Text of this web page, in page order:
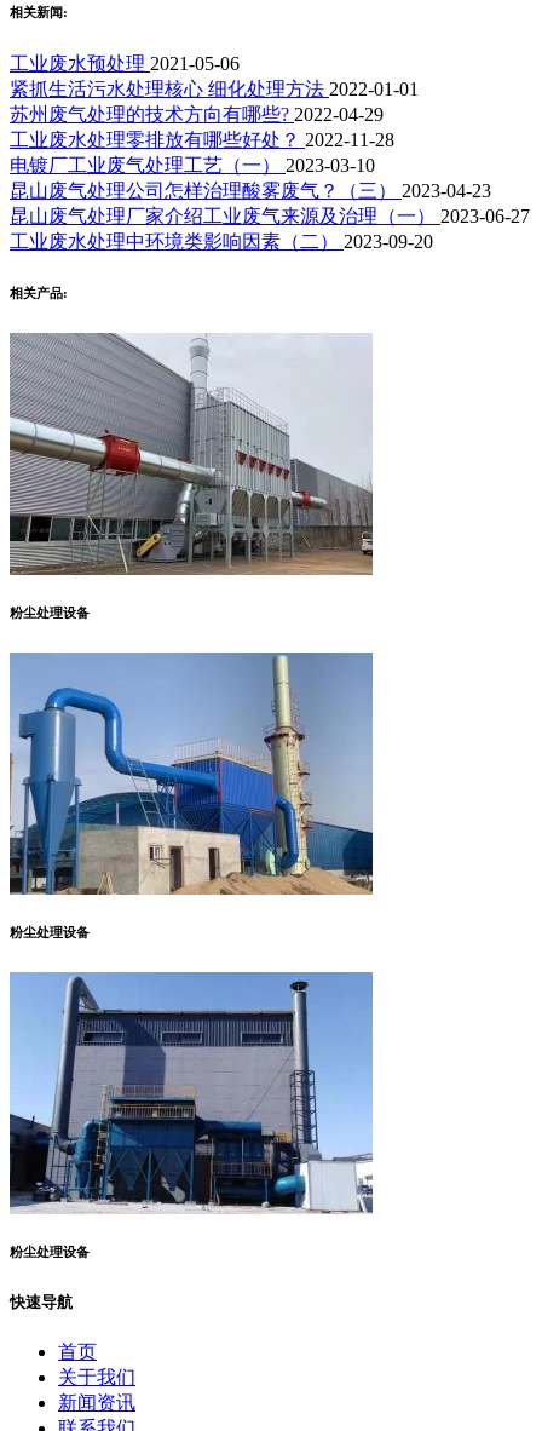
相关新闻:
工业废水预处理 2021-05-06
紧抓生活污水处理核心 细化处理方法 2022-01-01
​苏州废气处理的技术方向有哪些? 2022-04-29
工业废水处理零排放有哪些好处？ 2022-11-28
电镀厂工业废气处理工艺（一） 2023-03-10
昆山废气处理公司怎样治理酸雾废气？（三） 2023-04-23
昆山废气处理厂家介绍工业废气来源及治理（一） 2023-06-27
工业废水处理中环境类影响因素（二） 2023-09-20
相关产品:
粉尘处理设备
粉尘处理设备
粉尘处理设备
快速导航
首页
关于我们
新闻资讯